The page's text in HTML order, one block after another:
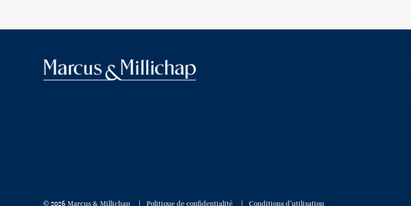
© 2026 Marcus & Millichap Politique de confidentialité Conditions d’utilisation